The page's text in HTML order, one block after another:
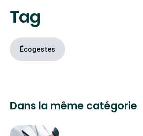
Tag
Écogestes
Dans la même catégorie